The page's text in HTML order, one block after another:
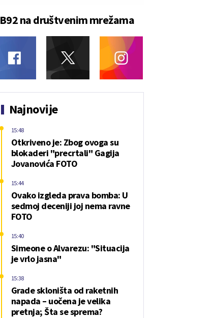
B92 na društvenim mrežama
Najnovije
Otkriveno je: Zbog ovoga su
blokaderi "precrtali" Gagija
Jovanovića FOTO
15:48
Ovako izgleda prava bomba: U
sedmoj deceniji joj nema ravne
FOTO
15:44
Simeone o Alvarezu: "Situacija
je vrlo jasna"
15:40
Grade skloništa od raketnih
napada – uočena je velika
pretnja; Šta se sprema?
15:38